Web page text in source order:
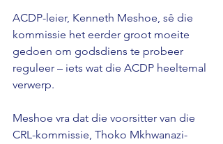
ACDP-leier, Kenneth Meshoe, sê die
kommissie het eerder groot moeite
gedoen om godsdiens te probeer
reguleer – iets wat die ACDP heeltemal
verwerp.
Meshoe vra dat die voorsitter van die
CRL-kommissie, Thoko Mkhwanazi-